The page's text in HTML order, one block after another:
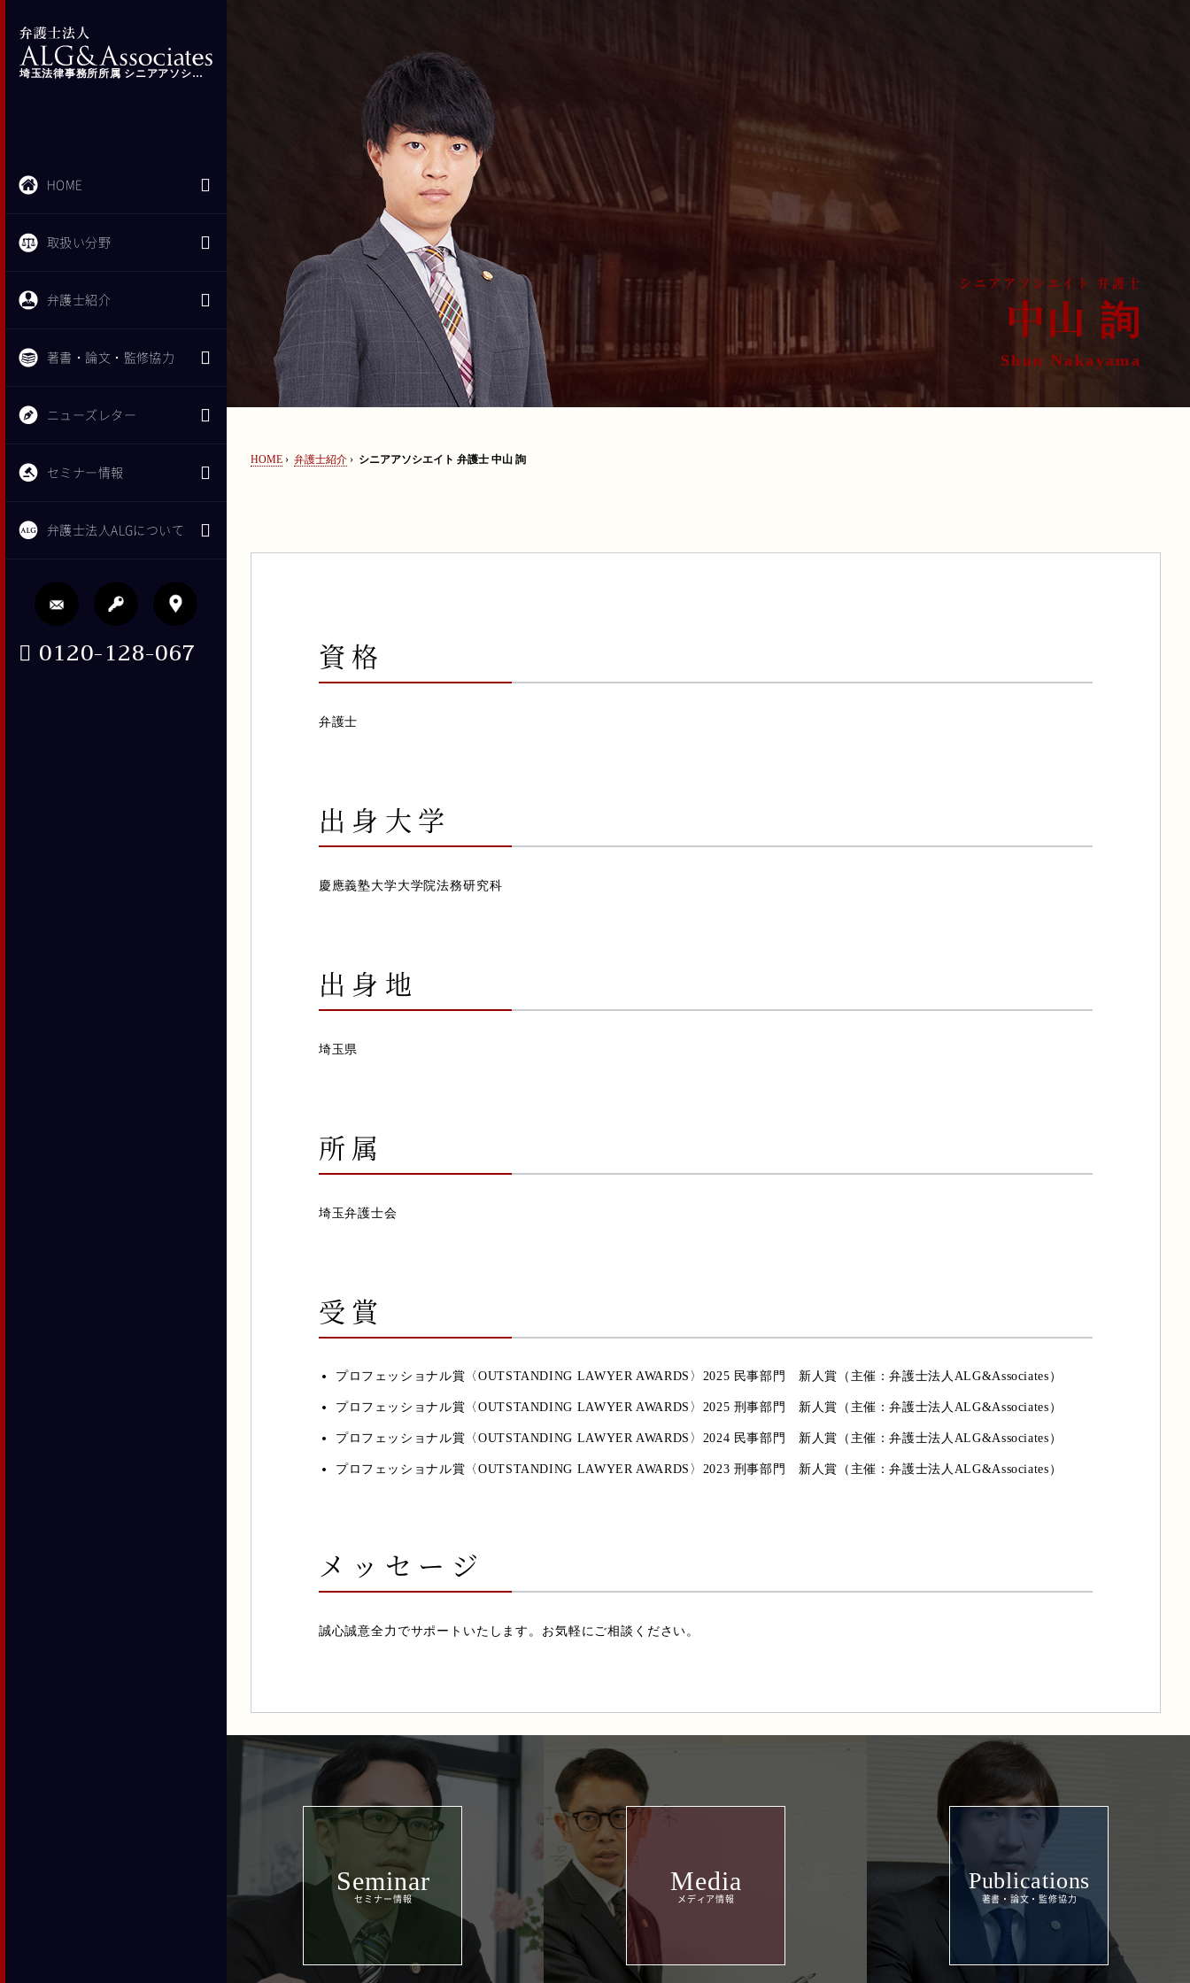
埼玉法律事務所所属 シニアアソシエイト 弁護士 中山 詢
HOME
取扱い分野
弁護士紹介
著書・論文・監修協力
ニューズレター
セミナー情報
弁護士法人ALGについて
0120-128-067
中山 詢
Shun Nakayama
HOME› 弁護士紹介› シニアアソシエイト 弁護士 中山 詢
資格
弁護士
出身大学
慶應義塾大学大学院法務研究科
出身地
埼玉県
所属
埼玉弁護士会
受賞
プロフェッショナル賞〈OUTSTANDING LAWYER AWARDS〉2025 民事部門 新人賞（主催：弁護士法人ALG&Associates）
プロフェッショナル賞〈OUTSTANDING LAWYER AWARDS〉2025 刑事部門 新人賞（主催：弁護士法人ALG&Associates）
プロフェッショナル賞〈OUTSTANDING LAWYER AWARDS〉2024 民事部門 新人賞（主催：弁護士法人ALG&Associates）
プロフェッショナル賞〈OUTSTANDING LAWYER AWARDS〉2023 刑事部門 新人賞（主催：弁護士法人ALG&Associates）
メッセージ
誠心誠意全力でサポートいたします。お気軽にご相談ください。
Seminar Media Publications
会員様専用ログイン